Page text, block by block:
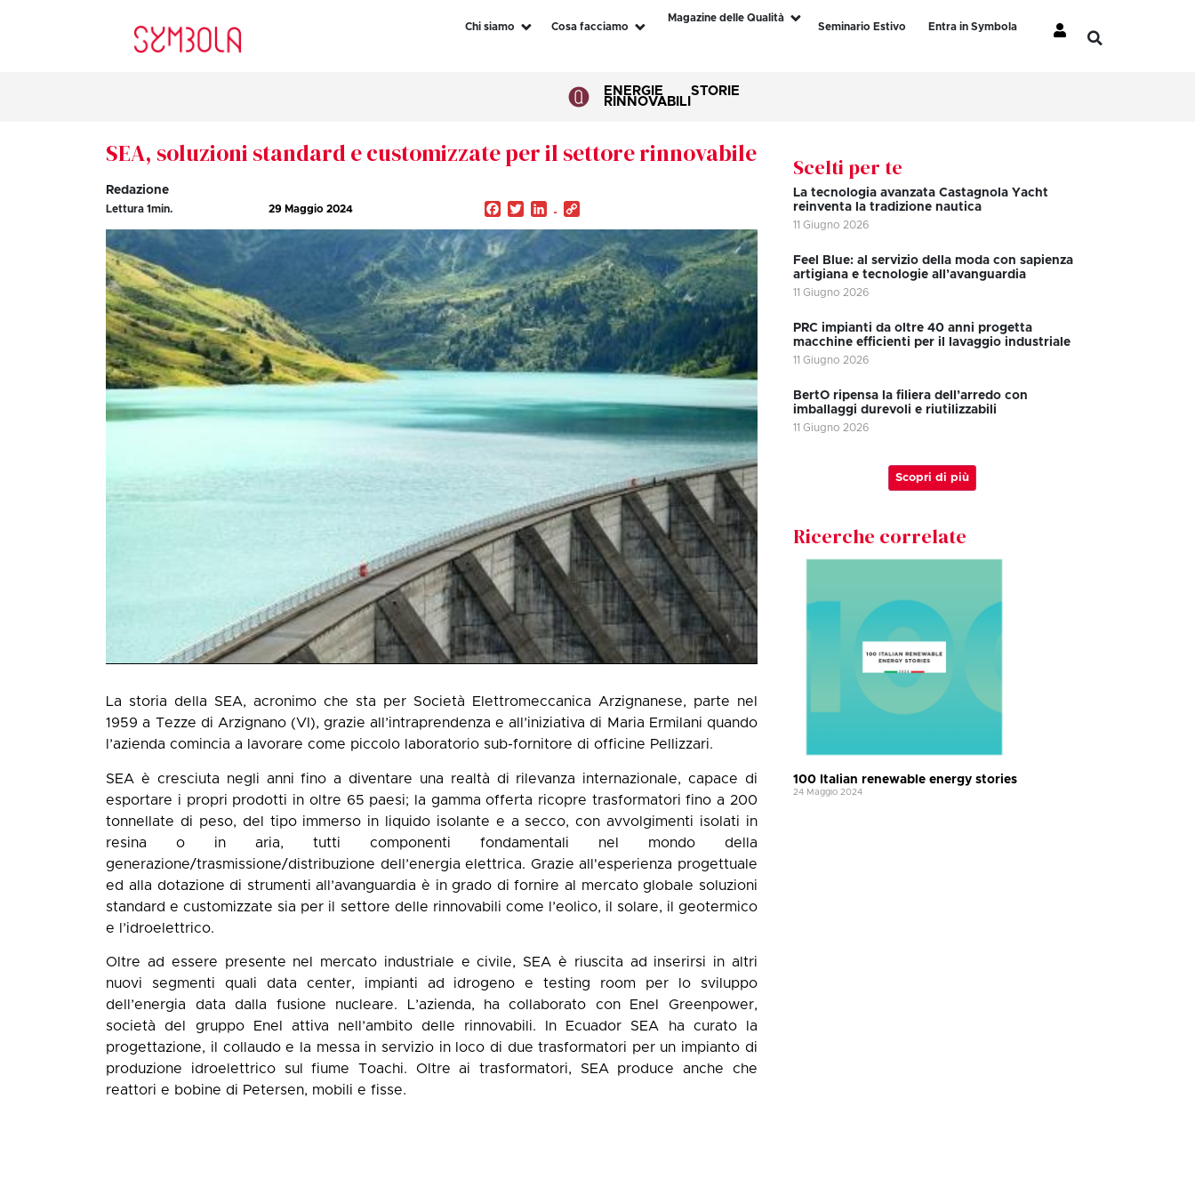
Chi siamo Cosa facciamo
Magazine delle Qualità
Seminario Estivo
Entra in Symbola
ENERGIE
RINNOVABILI
STORIE
SEA, soluzioni standard e customizzate per il settore rinnovabile
Redazione
Lettura1min. 29 Maggio 2024 Facebook
TwitterLinkedIn
La storia della SEA, acronimo che sta per Società Elettromeccanica Arzignanese, parte nel
1959 a Tezze di Arzignano (VI), grazie all’intraprendenza e all’iniziativa di Maria Ermilani quando
l’azienda comincia a lavorare come piccolo laboratorio sub-fornitore di officine Pellizzari.
SEA è cresciuta negli anni fino a diventare una realtà di rilevanza internazionale, capace di
esportare i propri prodotti in oltre 65 paesi; la gamma offerta ricopre trasformatori fino a 200
tonnellate di peso, del tipo immerso in liquido isolante e a secco, con avvolgimenti isolati in
resina o in aria, tutti componenti fondamentali nel mondo della
generazione/trasmissione/distribuzione dell’energia elettrica. Grazie all'esperienza progettuale
ed alla dotazione di strumenti all’avanguardia è in grado di fornire al mercato globale soluzioni
standard e customizzate sia per il settore delle rinnovabili come l’eolico, il solare, il geotermico
e l’idroelettrico.
Oltre ad essere presente nel mercato industriale e civile, SEA è riuscita ad inserirsi in altri
nuovi segmenti quali data center, impianti ad idrogeno e testing room per lo sviluppo
dell’energia data dalla fusione nucleare. L’azienda, ha collaborato con Enel Greenpower,
società del gruppo Enel attiva nell’ambito delle rinnovabili. In Ecuador SEA ha curato la
progettazione, il collaudo e la messa in servizio in loco di due trasformatori per un impianto di
produzione idroelettrico sul fiume Toachi. Oltre ai trasformatori, SEA produce anche che
reattori e bobine di Petersen, mobili e fisse.
Scelti per te
La tecnologia avanzata Castagnola Yacht
reinventa la tradizione nautica
11 Giugno 2026
Feel Blue: al servizio della moda con sapienza
artigiana e tecnologie all’avanguardia
11 Giugno 2026
PRC impianti da oltre 40 anni progetta
macchine efficienti per il lavaggio industriale
11 Giugno 2026
BertO ripensa la filiera dell’arredo con
imballaggi durevoli e riutilizzabili
11 Giugno 2026
Scopri di più
Ricerche correlate
100 Italian renewable energy stories
24 Maggio 2024